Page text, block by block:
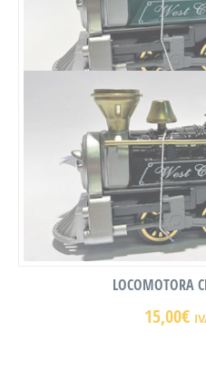
LOCOMOTORA
15,00€